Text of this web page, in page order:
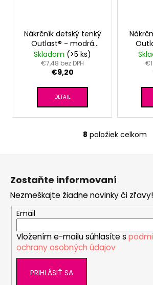
Nákrčník detský tenký
Outlast® - modrá
royal
Skladom (>5 ks)
€7,48 bez DPH
€9,20
DETAIL
O
v
á
d
a
c
i
e
p
r
8 položiek celkom
Zostaňte informovaní
Nezmeškajte žiadne novinky či zľavy!
Email
Vložením e-mailu súhlasíte s
ochrany osobných údajov
PRIHLÁSIŤ SA